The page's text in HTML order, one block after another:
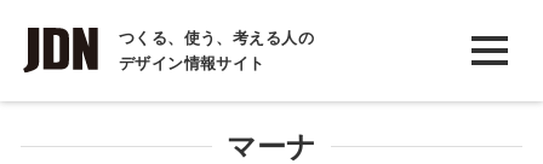
つくる、使う、考える人の
デザイン情報サイト
INTERVIEW
インタビュー
マーナ